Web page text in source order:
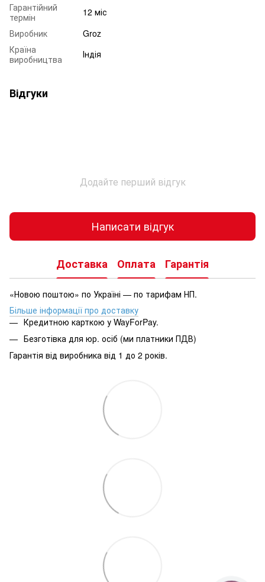
Гарантійний
термін
12 міс
Виробник
Groz
Країна
виробництва
Індія
Відгуки
Додайте перший відгук
Написати відгук
Доставка Оплата Гарантія
«Новою поштою» по Україні — по тарифам НП.
Більше інформації про доставку
Кредитною карткою у WayForPay.
Безготівка для юр. осіб (ми платники ПДВ)
Гарантія від виробника від 1 до 2 років.